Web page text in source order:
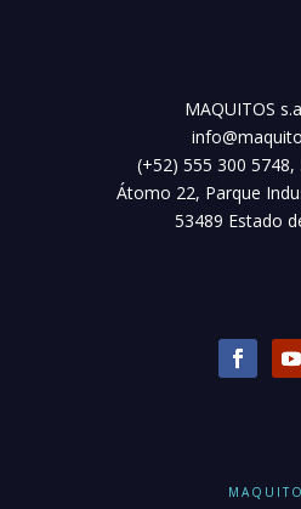
MAQUITOS
(+52) 555 300
Átomo 22, Parque
53489 Estado